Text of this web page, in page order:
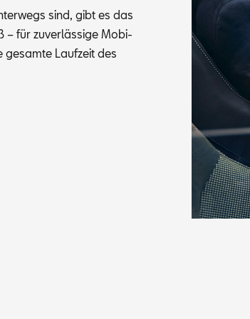
sind, gibt es das
– für zu­ver­läs­si­ge Mo­bi­
ge­sam­te Lauf­zeit des